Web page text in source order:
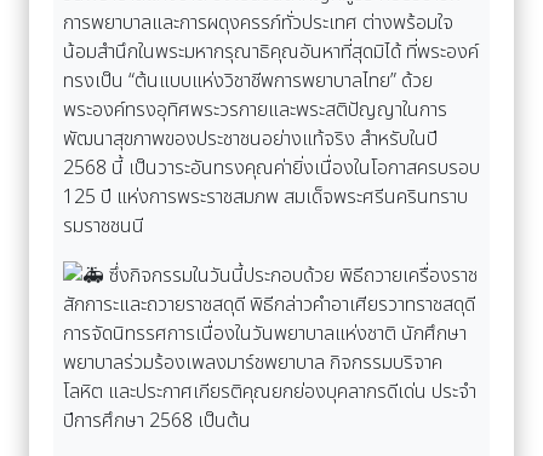
การพยาบาลและการผดุงครรภ์ทั่วประเทศ ต่างพร้อมใจ
น้อมสํานึกในพระมหากรุณาธิคุณอันหาที่สุดมิได้ ที่พระองค์
ทรงเป็น “ต้นแบบแห่งวิชาชีพการพยาบาลไทย” ด้วย
พระองค์ทรงอุทิศพระวรกายและพระสติปัญญาในการ
พัฒนาสุขภาพของประชาชนอย่างแท้จริง สําหรับในปี
2568 นี้ เป็นวาระอันทรงคุณค่ายิ่งเนื่องในโอกาสครบรอบ
125 ปี แห่งการพระราชสมภพ สมเด็จพระศรีนครินทราบ
รมราชชนนี
ซึ่งกิจกรรมในวันนี้ประกอบด้วย พิธีถวายเครื่องราช
สักการะและถวายราชสดุดี พิธีกล่าวคำอาเศียรวาทราชสดุดี
การจัดนิทรรศการเนื่องในวันพยาบาลแห่งชาติ นักศึกษา
พยาบาลร่วมร้องเพลงมาร์ชพยาบาล กิจกรรมบริจาค
โลหิต และประกาศเกียรติคุณยกย่องบุคลากรดีเด่น ประจำ
ปีการศึกษา 2568 เป็นต้น